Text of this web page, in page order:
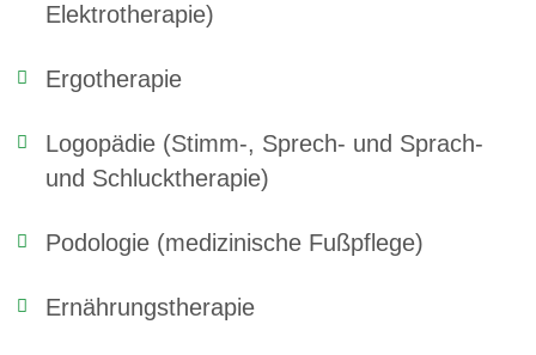
Elektrotherapie)
Ergotherapie
Logopädie (Stimm-, Sprech- und Sprach-
und Schlucktherapie)
Podologie (medizinische Fußpflege)
Ernährungstherapie